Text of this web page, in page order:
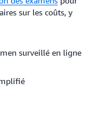
sur les coûts, y
surveillé en ligne